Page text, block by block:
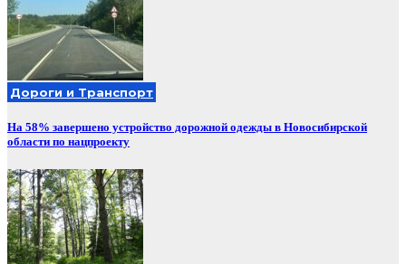
Дороги и Транспорт
На 58% завершено устройство дорожной одежды в Новосибирской
области по нацпроекту